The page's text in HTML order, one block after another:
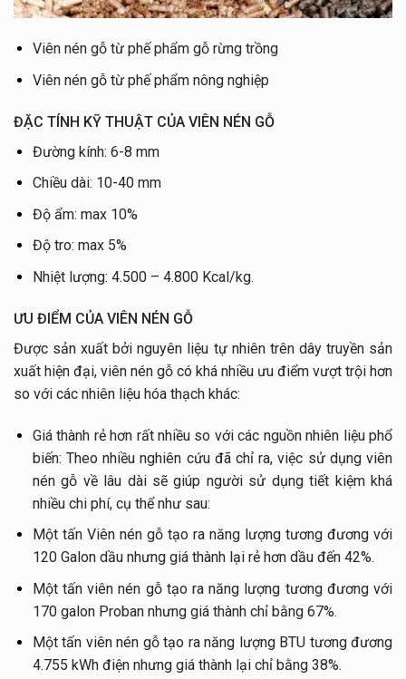
Viên nén gỗ từ phế phẩm gỗ rừng trồng
Viên nén gỗ từ phế phẩm nông nghiệp
ĐẶC TÍNH KỸ THUẬT CỦA VIÊN NÉN GỖ
Đường kính: 6-8 mm
Chiều dài: 10-40 mm
Độ ẩm: max 10%
Độ tro: max 5%
Nhiệt lượng: 4.500 – 4.800 Kcal/kg.
ƯU ĐIỂM CỦA VIÊN NÉN GỖ
Được sản xuất bởi nguyên liệu tự nhiên trên dây truyền sản
xuất hiện đại, viên nén gỗ có khá nhiều ưu điểm vượt trội hơn
so với các nhiên liệu hóa thạch khác:
Giá thành rẻ hơn rất nhiều so với các nguồn nhiên liệu phổ
biến: Theo nhiều nghiên cứu đã chỉ ra, việc sử dụng viên
nén gỗ về lâu dài sẽ giúp người sử dụng tiết kiệm khá
nhiều chi phí, cụ thể như sau:
Một tấn Viên nén gỗ tạo ra năng lượng tương đương với
120 Galon dầu nhưng giá thành lại rẻ hơn dầu đến 42%.
Một tấn viên nén gỗ tạo ra năng lượng tương đương với
170 galon Proban nhưng giá thành chỉ bằng 67%.
Một tấn viên nén gỗ tạo ra năng lượng BTU tương đương
4.755 kWh điện nhưng giá thành lại chỉ bằng 38%.